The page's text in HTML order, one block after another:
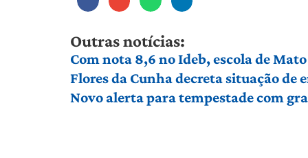
Outras notícias:
Com nota 8,6 no Ideb, escola de
Flores da Cunha decreta situação de
Novo alerta para tempestade com